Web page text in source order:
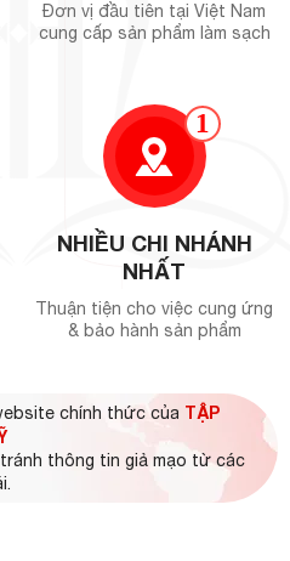
Đơn vị đầu tiên tại Việt Nam
cung cấp sản phẩm làm sạch
1
NHIỀU CHI NHÁNH
NHẤT
Thuận tiện cho việc cung ứng
& bảo hành sản phẩm
chính thức của TẬP
thông tin giả mạo từ các